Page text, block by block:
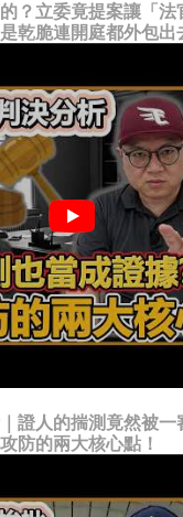
？立委竟提案讓「法
乾脆連開庭都外包出
證人的揣測竟然被一
防的兩大核心點！